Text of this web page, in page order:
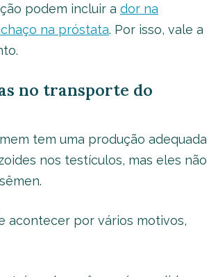
podem incluir a dor na
na próstata. Por isso, vale a
no transporte do
tem uma produção adequada
nos testículos, mas eles não
acontecer por vários motivos,